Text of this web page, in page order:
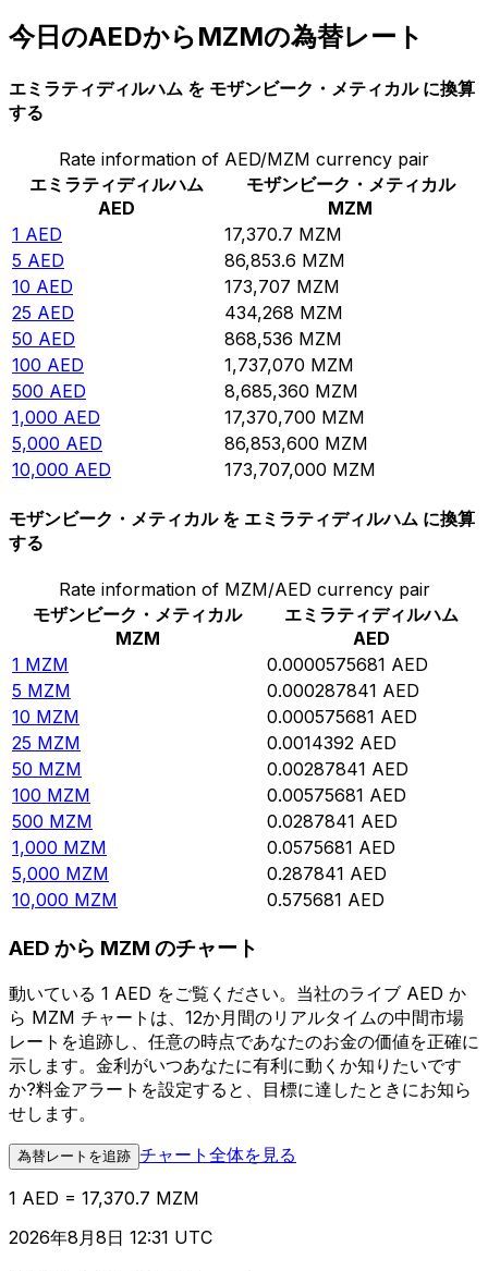
今日のAEDからMZMの為替レート
エミラティディルハム を モザンビーク・メティカル に換算
する
Rate information of AED/MZM currency pair
エミラティディルハム
AED
モザンビーク・メティカル
MZM
1 AED 17,370.7 MZM
5 AED 86,853.6 MZM
10 AED 173,707 MZM
25 AED 434,268 MZM
50 AED 868,536 MZM
100 AED 1,737,070 MZM
500 AED 8,685,360 MZM
1,000 AED 17,370,700 MZM
5,000 AED 86,853,600 MZM
10,000 AED 173,707,000 MZM
モザンビーク・メティカル を エミラティディルハム に換算
する
Rate information of MZM/AED currency pair
モザンビーク・メティカル
MZM
エミラティディルハム
AED
1 MZM 0.0000575681 AED
5 MZM 0.000287841 AED
10 MZM 0.000575681 AED
25 MZM 0.0014392 AED
50 MZM 0.00287841 AED
100 MZM 0.00575681 AED
500 MZM 0.0287841 AED
1,000 MZM 0.0575681 AED
5,000 MZM 0.287841 AED
10,000 MZM 0.575681 AED
AED から MZM のチャート
動いている 1 AED をご覧ください。当社のライブ AED か
ら MZM チャートは、12か月間のリアルタイムの中間市場
レートを追跡し、任意の時点であなたのお金の価値を正確に
示します。金利がいつあなたに有利に動くか知りたいです
か?料金アラートを設定すると、目標に達したときにお知ら
せします。
為替レートを追跡 チャート全体を見る
1 AED = 17,370.7 MZM
2026年8月8日 12:31 UTC